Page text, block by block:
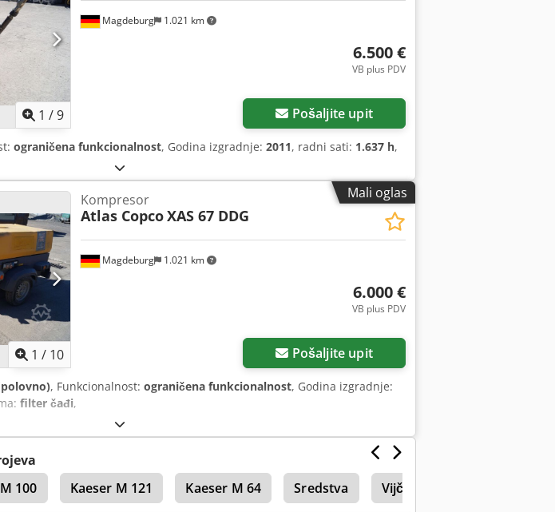
1 /9
Magdeburg 1.021 km
6.500 €
VB plus PDV
Pošaljite upit
ograničena funkcionalnost, Godina izgradnje: 2011, radni sati: 1.637 h,
Mali oglas
1 / 10
Magdeburg 1.021 km
Kompresor
Atlas CopcoXAS 67 DDG
6.000 €
VB plus PDV
Pošaljite upit
, Funkcionalnost: ograničena funkcionalnost, Godina izgradnje:
filter čađi,
100 Kaeser M 121 Kaeser M 64 Sredstva Vijčani kompresori